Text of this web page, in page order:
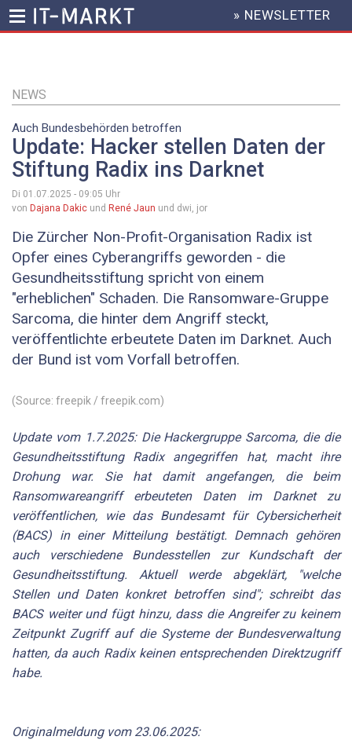
Inhalt
HEADER
MENU
» NEWSLETTER
NEWS
Auch Bundesbehörden betroffen
Update: Hacker stellen Daten der
Stiftung Radix ins Darknet
Di 01.07.2025 - 09:05 Uhr
von Dajana Dakic und René Jaun und dwi, jor
Die Zürcher Non-Profit-Organisation Radix ist
Opfer eines Cyberangriffs geworden - die
Gesundheitsstiftung spricht von einem
"erheblichen" Schaden. Die Ransomware-Gruppe
Sarcoma, die hinter dem Angriff steckt,
veröffentlichte erbeutete Daten im Darknet. Auch
der Bund ist vom Vorfall betroffen.
(Source: freepik / freepik.com)
Update vom 1.7.2025: Die Hackergruppe Sarcoma, die die
Gesundheitsstiftung Radix angegriffen hat, macht ihre
Drohung war. Sie hat damit angefangen, die beim
Ransomwareangriff erbeuteten Daten im Darknet zu
veröffentlichen, wie das Bundesamt für Cybersicherheit
(BACS) in einer Mitteilung bestätigt. Demnach gehören
auch verschiedene Bundesstellen zur Kundschaft der
Gesundheitsstiftung. Aktuell werde abgeklärt, "welche
Stellen und Daten konkret betroffen sind"; schreibt das
BACS weiter und fügt hinzu, dass die Angreifer zu keinem
Zeitpunkt Zugriff auf die Systeme der Bundesverwaltung
hatten, da auch Radix keinen entsprechenden Direktzugriff
habe.
Originalmeldung vom 23.06.2025: